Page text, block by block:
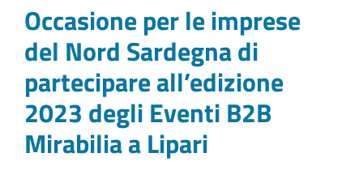
Occasione per le imprese
del Nord Sardegna di
partecipare all’edizione
2023 degli Eventi B2B
Mirabilia a Lipari